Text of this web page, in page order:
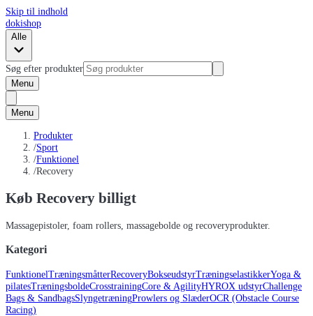
Skip til indhold
dokishop
Alle
Søg efter produkter
Menu
Menu
Produkter
/Sport
/Funktionel
/Recovery
Køb Recovery billigt
Massagepistoler, foam rollers, massagebolde og recoveryprodukter.
Kategori
FunktionelTræningsmåtterRecoveryBokseudstyrTræningselastikkerYoga &
pilatesTræningsboldeCrosstrainingCore & AgilityHYROX udstyrChallenge
Bags & SandbagsSlyngetræningProwlers og SlæderOCR (Obstacle Course
Racing)